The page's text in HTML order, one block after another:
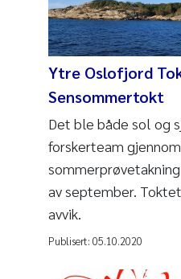
Ytre Oslofjord
Sensommertokt
Det ble både sol og
forskerteam
av september.
avvik.
Publisert: 05.10.2020